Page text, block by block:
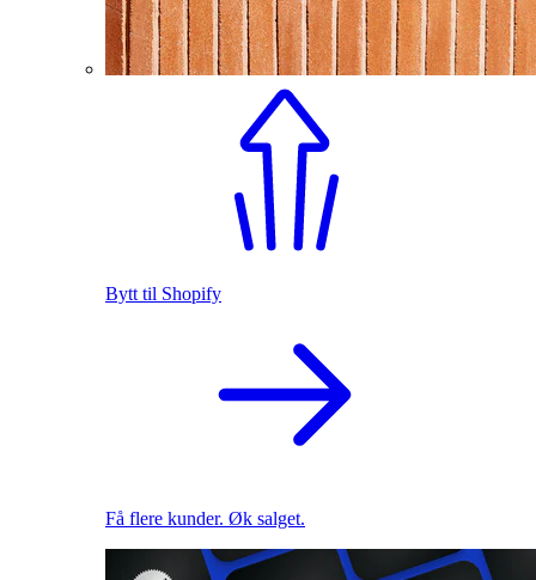
Bytt til Shopify
Få flere kunder. Øk salget.